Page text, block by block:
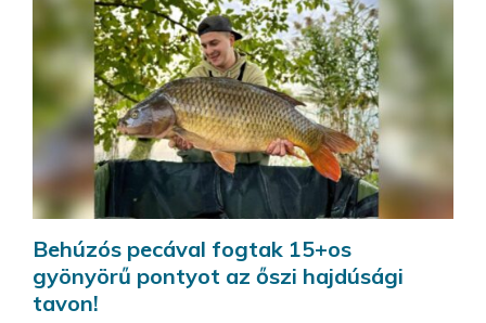
Behúzós pecával fogtak 15+os
gyönyörű pontyot az őszi hajdúsági
tavon!